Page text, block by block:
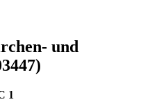
und
1